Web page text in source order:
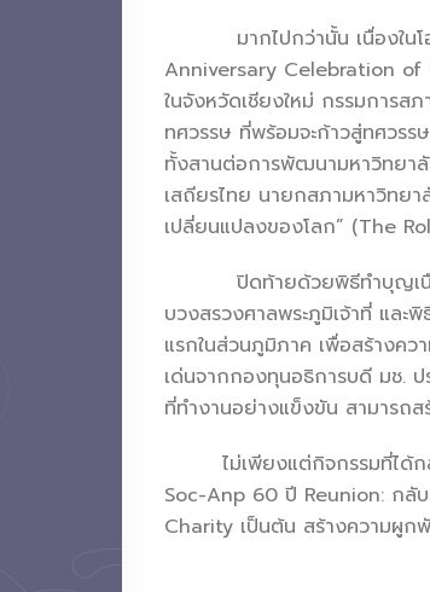
มากไปกว่านั้น เนื่องในโอก
Anniversary Celebration of
ในจังหวัดเชียงใหม่ กรรมการ
ทศวรรษ ที่พร้อมจะก้าวสู่ทศวรร
ทั้งสานต่อการพัฒนามหาวิทยาลั
เสถียรไทย นายกสภามหาวิทย
เปลี่ยนแปลงของโลก” (The
ปิดท้ายด้วยพิธีทำบุญเนื่องใ
บวงสรวงศาลพระภูมิเจ้าที่ แล
แรกในส่วนภูมิภาค เพื่อสร้างค
เด่นจากกองทุนอธิการบดี มช. ป
ที่ทำงานอย่างแข็งขัน สามารถส
ไม่เพียงแต่กิจกรรมที่ได้กล่า
Soc-Anp 60 ปี Reunion: กลั
Charity เป็นต้น สร้างความผูก